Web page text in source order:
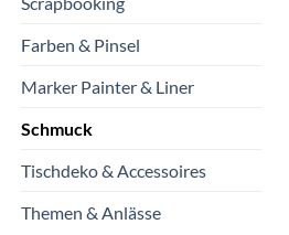
Farben & Pinsel
Marker Painter & Liner
Schmuck
Tischdeko & Accessoires
Themen & Anlässe